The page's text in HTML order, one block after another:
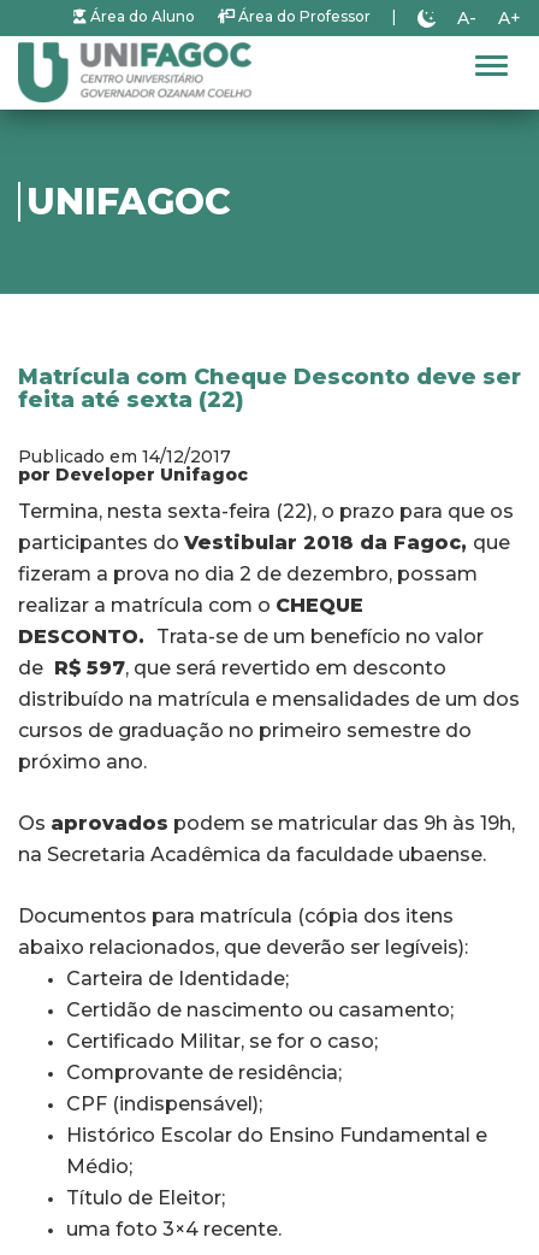
Área do Aluno Área do Professor A- A+
UNIFAGOC
Matrícula com Cheque Desconto deve ser
feita até sexta (22)
Publicado em 14/12/2017
por Developer Unifagoc
Termina, nesta sexta-feira (22), o prazo para que os
participantes do Vestibular 2018 da Fagoc, que
fizeram a prova no dia 2 de dezembro, possam
realizar a matrícula com o CHEQUE
DESCONTO. Trata-se de um benefício no valor
de R$ 597, que será revertido em desconto
distribuído na matrícula e mensalidades de um dos
cursos de graduação no primeiro semestre do
próximo ano.
Os aprovados podem se matricular das 9h às 19h,
na Secretaria Acadêmica da faculdade ubaense.
Documentos para matrícula (cópia dos itens
abaixo relacionados, que deverão ser legíveis):
Carteira de Identidade;
Certidão de nascimento ou casamento;
Certificado Militar, se for o caso;
Comprovante de residência;
CPF (indispensável);
Histórico Escolar do Ensino Fundamental e
Médio;
Título de Eleitor;
uma foto 3×4 recente.